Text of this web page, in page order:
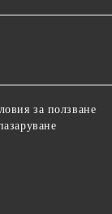
за ползване